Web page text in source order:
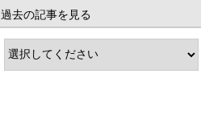
過去の記事を見る